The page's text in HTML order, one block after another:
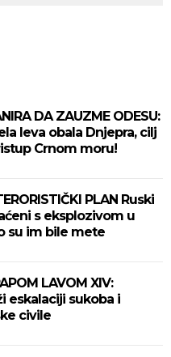
DA ZAUZME ODESU:
leva obala Dnjepra, cilj
Crnom moru!
PLAN Ruski
s eksplozivom u
su im bile mete
LAVOM XIV:
eskalaciji sukoba i
civile